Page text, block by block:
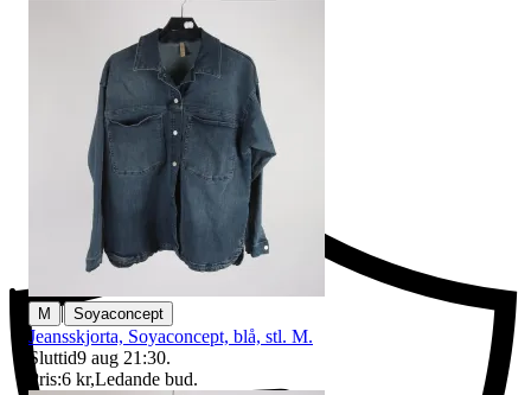
Ersättning om du inte får din vara
M | Soyaconcept
Jeansskjorta, Soyaconcept, blå, stl. M.
Sluttid9 aug 21:30.
Pris:6 kr,Ledande bud.